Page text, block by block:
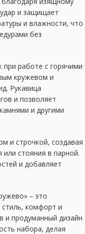
и защищает
и влажности, что
без
при работе с горячими
кружевом и
Рукавица
и позволяет
и другими
и строчкой, создавая
стояния в парной.
и добавляет
– это
комфорт и
и продуманный дизайн
набора, делая